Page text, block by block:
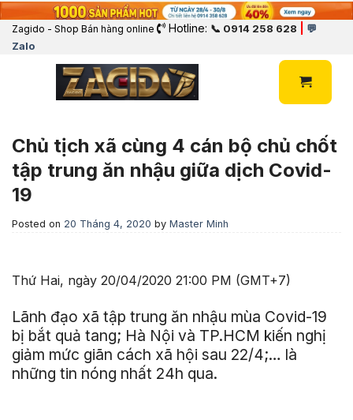
Zagido - Shop Bán hàng online Hotline: 📞 0914 258 628
💬
Zalo
Chủ tịch xã cùng 4 cán bộ chủ chốt
tập trung ăn nhậu giữa dịch Covid-
19
Posted on 20 Tháng 4, 2020 by Master Minh
Thứ Hai, ngày 20/04/2020 21:00 PM (GMT+7)
Lãnh đạo xã tập trung ăn nhậu mùa Covid-19
bị bắt quả tang; Hà Nội và TP.HCM kiến nghị
giảm mức giãn cách xã hội sau 22/4;… là
những tin nóng nhất 24h qua.